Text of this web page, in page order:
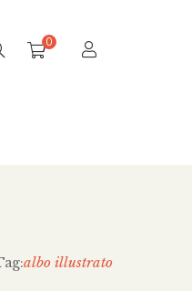
0
albo illustrato